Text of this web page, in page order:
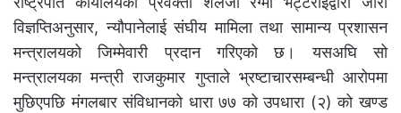
विज्ञप्तिअनुसार, न्यौपानेलाई संघीय मामिला तथा सामान्य प्रशासन
मन्त्रालयको जिम्मेवारी प्रदान गरिएको छ। यसअघि सो
मन्त्रालयका मन्त्री राजकुमार गुप्ताले भ्रष्टाचारसम्बन्धी आरोपमा
मुछिएपछि मंगलबार संविधानको धारा ७७ को उपधारा (२) को खण्ड